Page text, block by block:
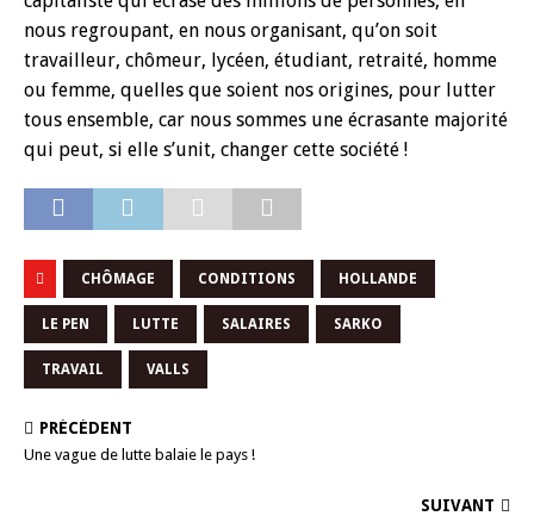
nous regroupant, en nous organisant, qu’on soit
travailleur, chômeur, lycéen, étudiant, retraité, homme
ou femme, quelles que soient nos origines, pour lutter
tous ensemble, car nous sommes une écrasante majorité
qui peut, si elle s’unit, changer cette société !
CHÔMAGE CONDITIONS HOLLANDE
LE PEN LUTTE SALAIRES SARKO
TRAVAIL VALLS
PRÉCÉDENT
Une vague de lutte balaie le pays !
SUIVANT